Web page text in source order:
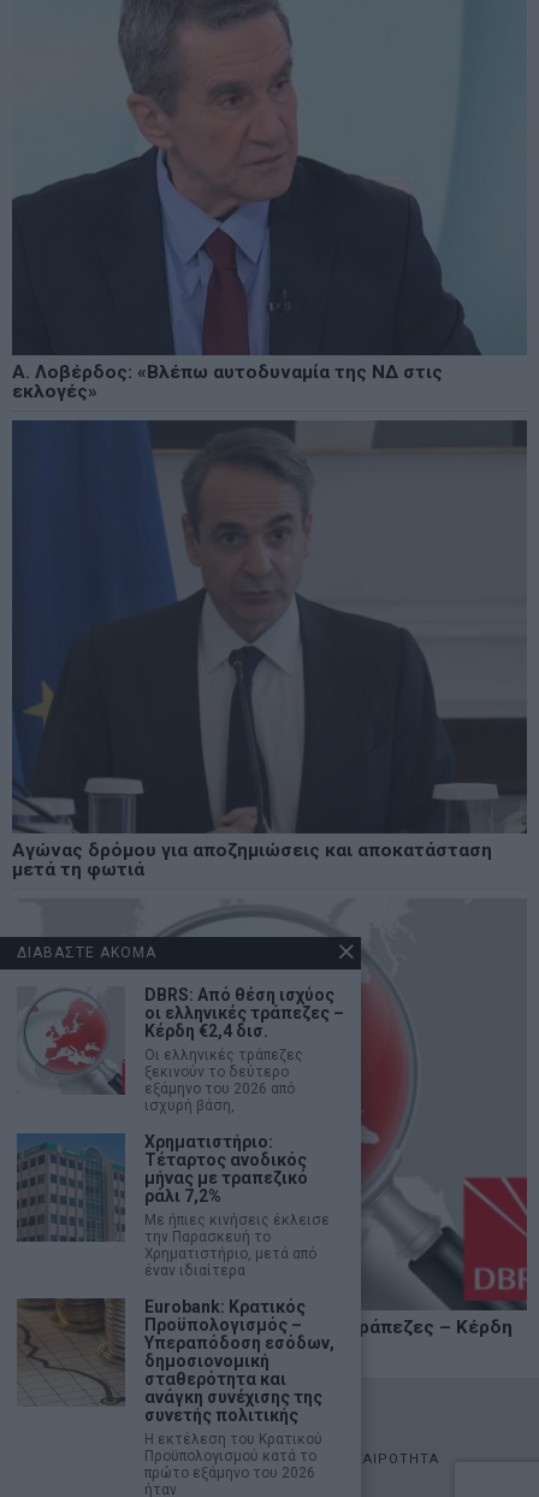
Α. Λοβέρδος: «Βλέπω αυτοδυναμία της ΝΔ στις
εκλογές»
Αγώνας δρόμου για αποζημιώσεις και αποκατάσταση
μετά τη φωτιά
DBRS: Από θέση ισχύος οι ελληνικές τράπεζες – Κέρδη
€2,4 δισ.
© 2026 - marketnews.gr - All Rights Reserved
ΟΙΚΟΝΟΜΙΑ ΠΟΛΙΤΙΚΗ ΑΓΟΡΕΣ
ΕΠΙΚΑΙΡΟΤΗΤΑ
LIFESTYLE
ΔΙΑΒΑΣΤΕ ΑΚΟΜΑ
DBRS: Από θέση ισχύος
οι ελληνικές τράπεζες –
Κέρδη €2,4 δισ.
Οι ελληνικές τράπεζες
ξεκινούν το δεύτερο
εξάμηνο του 2026 από
ισχυρή βάση,
Χρηματιστήριο:
Τέταρτος ανοδικός
μήνας με τραπεζικό
ράλι 7,2%
Με ήπιες κινήσεις έκλεισε
την Παρασκευή το
Χρηματιστήριο, μετά από
έναν ιδιαίτερα
Eurobank: Κρατικός
Προϋπολογισμός –
Υπεραπόδοση εσόδων,
δημοσιονομική
σταθερότητα και
ανάγκη συνέχισης της
συνετής πολιτικής
Η εκτέλεση του Κρατικού
Προϋπολογισμού κατά το
πρώτο εξάμηνο του 2026
ήταν